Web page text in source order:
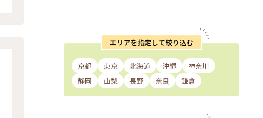
エリアを指定して絞り込む
京都 東京 北海道 沖縄
神奈川
静岡
山梨 長野 奈良 鎌倉